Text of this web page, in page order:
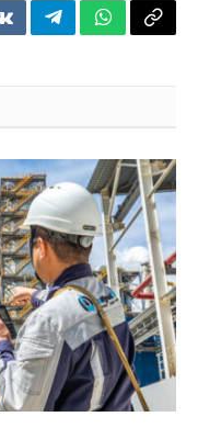
VKontakteTelegramWhatsApp
Copy